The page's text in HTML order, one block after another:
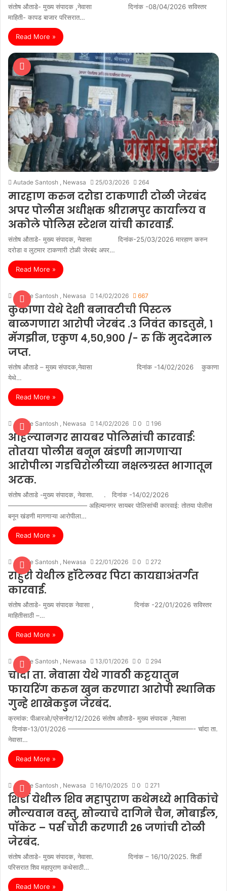
संतोष औताडे- मुख्य संपादक ,नेवासा दिनांक -08/04/2026 सविस्तर
माहिती- कापड बाजार परिसरात…
Read More »
Autade Santosh , Newasa 25/03/2026 264
मारहाण करुन दरोडा टाकणारी टोळी जेरबंद
अपर पोलीस अधीक्षक श्रीरामपुर कार्यालय व
अकोले पोलिस स्टेशन यांची कारवाई.
संतोष औताडे- मुख्य संपादक, नेवासा दिनांक-25/03/2026 मारहाण करुन
दरोडा व लुटमार टाकणारी टोळी जेरबंद अपर…
Read More »
Autade Santosh , Newasa 14/02/2026 667
कुकाणा येथे देशी बनावटीची पिस्टल
बाळगणारा आरोपी जेरबंद .३ जिवंत काडतुसे, १
मॅगझीन, एकुण ४,५०,९०० /- रु किं मुददेमाल
जप्त.
संतोष औताडे – मुख्य संपादक,नेवासा दिनांक -14/02/2026 कुकाणा
येथे…
Read More »
Autade Santosh , Newasa 14/02/2026 0 196
अहिल्यानगर सायबर पोलिसांची कारवाई:
तोतया पोलीस बनून खंडणी मागणाऱ्या
आरोपीला गडचिरोलीच्या नक्षलग्रस्त भागातून
अटक.
संतोष औताडे -मुख्य‌‌‌ संपादक, नेवासा. . दिनांक -14/02/2026
———————————— अहिल्यानगर सायबर पोलिसांची कारवाई: तोतया पोलीस
बनून खंडणी मागणाऱ्या आरोपीला…
Read More »
Autade Santosh , Newasa 22/01/2026 0 272
राहुरी येथील हॉटेलवर पिटा कायद्याअंतर्गत
कारवाई.
संतोष औताडे- मुख्य संपादक नेवासा , दिनांक -22/01/2026 सविस्तर
माहितीसाठी –…
Read More »
Autade Santosh , Newasa 13/01/2026 0 294
चांदा ता. नेवासा येथे गावठी कट्टयातुन
फायरिंग करुन खुन करणारा आरोपी स्थानिक
गुन्हे शाखेकडुन जेरबंद.
क्रमांक: पीआरओ/प्रेसनोट/12/2026 संतोष औताडे- मुख्य संपादक ,नेवासा
दिनांक-13/01/2026 ———————————————————- चांदा ता.
नेवासा…
Read More »
Autade Santosh , Newasa 16/10/2025 0 271
शिर्डी येथील शिव महापुराण कथेमध्ये भाविकांचे
मौल्यवान वस्तु, सोन्याचे दागिने चैन, मोबाईल,
पॉकेट – पर्स चोरी करणारी 26 जणांची टोळी
जेरबंद.
संतोष औताडे- मुख्य संपादक, नेवासा. दिनांक – 16/10/2025. शिर्डी
परिसरात शिव महापुराण कथेसाठी…
Read More »